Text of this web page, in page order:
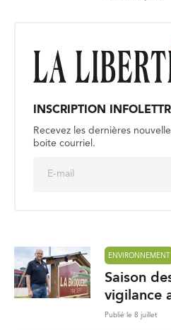
INSCRIPTION
Recevez les dernières
boite courriel.
ENVIRONNEMENT
Saison
vigilance
Publié le 8 juillet